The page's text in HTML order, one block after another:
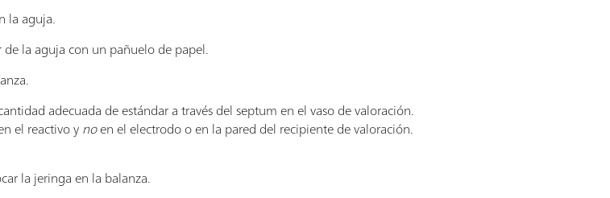
la aguja.
la aguja con un pañuelo de papel.
adecuada de estándar a través del septum en el vaso de valoración.
el reactivo ynoen el electrodo o en la pared del recipiente de valoración.
la jeringa en la balanza.